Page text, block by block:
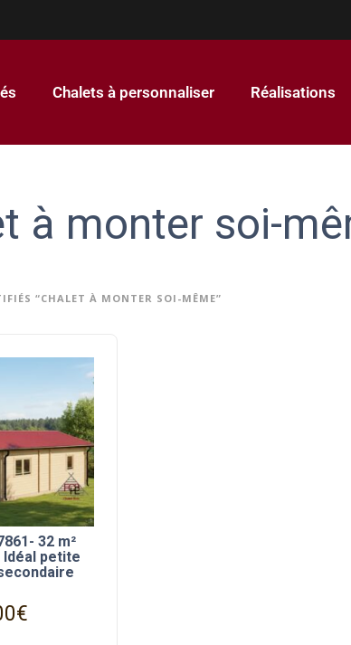
Chalets à personnaliser Réalisations
à monter soi-
“CHALET À MONTER SOI-MÊME”
32 m²
Idéal petite
€